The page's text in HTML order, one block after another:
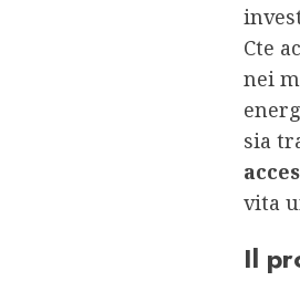
Cte
nei
sia
vita
Il